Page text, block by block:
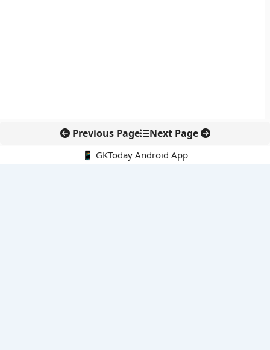
Previous Page Next Page
📱 GKToday Android App